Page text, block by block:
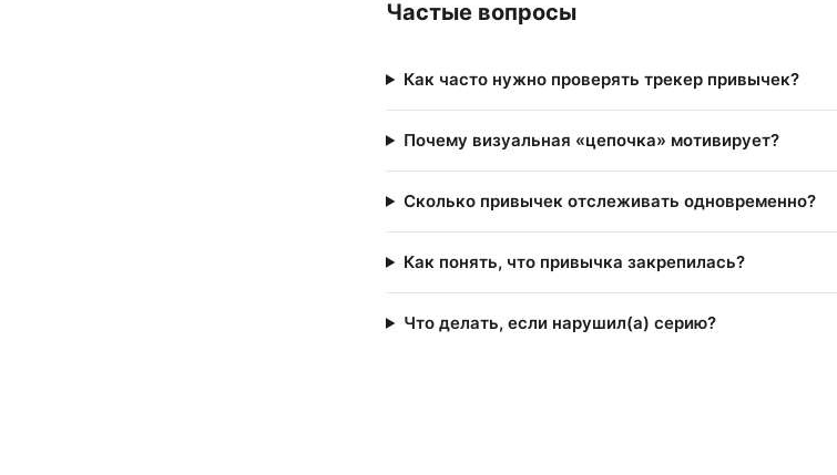
Частые вопросы
Как часто нужно проверять трекер привычек?
Почему визуальная «цепочка» мотивирует?
Сколько привычек отслеживать одновременно?
Как понять, что привычка закрепилась?
Что делать, если нарушил(а) серию?